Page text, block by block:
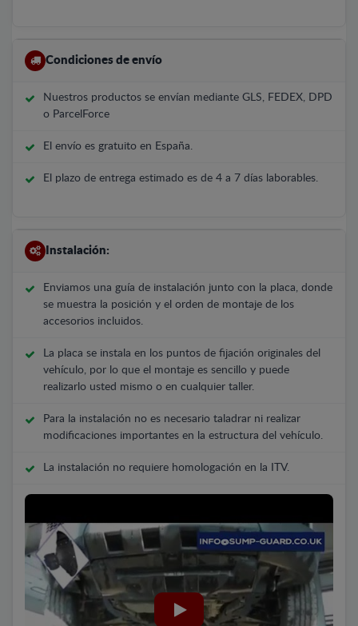
Condiciones de envío
Nuestros productos se envían mediante GLS, FEDEX, DPD
o ParcelForce
El envío es gratuito en España.
El plazo de entrega estimado es de 4 a 7 días laborables.
Instalación:
Enviamos una guía de instalación junto con la placa, donde
se muestra la posición y el orden de montaje de los
accesorios incluidos.
La placa se instala en los puntos de fijación originales del
vehículo, por lo que el montaje es sencillo y puede
realizarlo usted mismo o en cualquier taller.
Para la instalación no es necesario taladrar ni realizar
modificaciones importantes en la estructura del vehículo.
La instalación no requiere homologación en la ITV.